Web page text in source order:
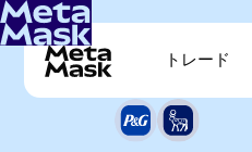
トレード